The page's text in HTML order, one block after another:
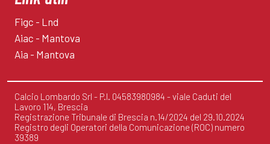
Figc - Lnd
Aiac - Mantova
Aia - Mantova
Calcio Lombardo Srl - P.I. 04583980984 - viale Caduti del
Lavoro 114, Brescia
Registrazione Tribunale di Brescia n.14/2024 del 29.10.2024
Registro degli Operatori della Comunicazione (ROC) numero
39389